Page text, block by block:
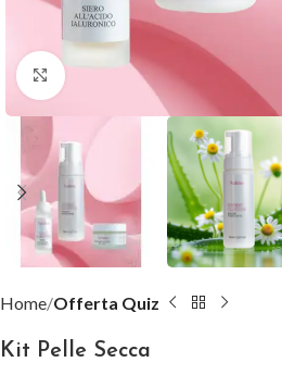
Clicca per ingrandire
Home Offerta Quiz
Kit Pelle Secca